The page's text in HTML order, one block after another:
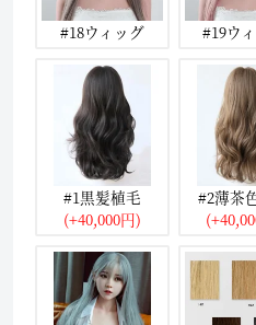
#18ウィッグ #19ウ
#1黒髪植毛
(+40,000円)
#2薄茶